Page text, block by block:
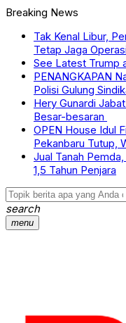
Breaking News
Tak Kenal Libur,
Tetap Jaga
See Latest Trump
PENANGKAPAN
Polisi Gulung
Hery Gunardi
Besar-besaran
OPEN House Idul
Pekanbaru Tutup,
Jual Tanah
1,5 Tahun Penjara
search
menu